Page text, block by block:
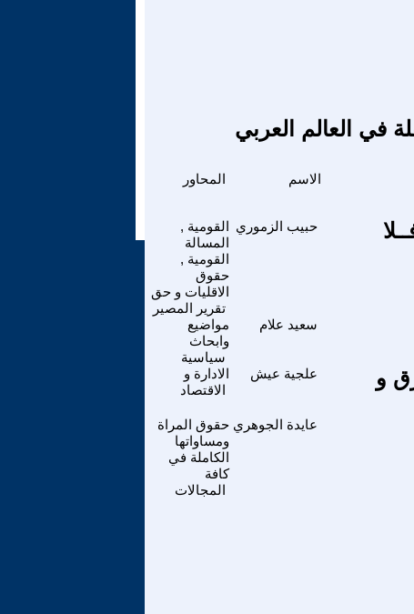
في العالم العربي
الاسم
القومية ,
المسالة
القومية ,
حقوق
الاقليات و حق
تقرير المصير
حبيب الزموري
مواضيع
وابحاث
سياسية
سعيد علام
الادارة و
الاقتصاد
علجية عيش
و
حقوق المراة
ومساواتها
الكاملة في
كافة
المجالات
عايدة الجوهري